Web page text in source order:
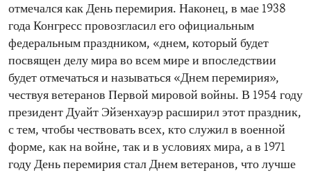
отмечался как День перемирия. Наконец, в мае 1938
года Конгресс провозгласил его официальным
федеральным праздником, «днем, который будет
посвящен делу мира во всем мире и впоследствии
будет отмечаться и называться «Днем перемирия»,
чествуя ветеранов Первой мировой войны. В 1954 году
президент Дуайт Эйзенхауэр расширил этот праздник,
с тем, чтобы чествовать всех, кто служил в военной
форме, как на войне, так и в условиях мира, а в 1971
году День перемирия стал Днем ветеранов, что лучше